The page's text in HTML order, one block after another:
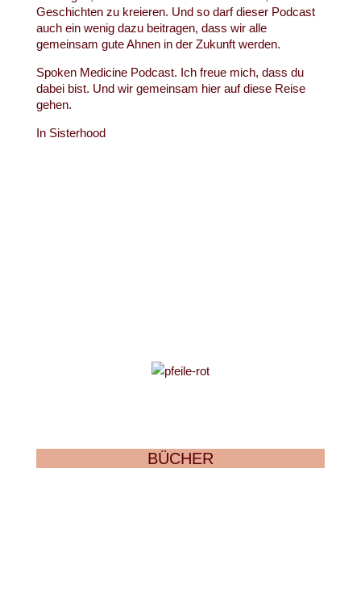
Geschichten zu kreieren. Und so darf dieser Podcast
auch ein wenig dazu beitragen, dass wir alle
gemeinsam gute Ahnen in der Zukunft werden.
Spoken Medicine Podcast. Ich freue mich, dass du
dabei bist. Und wir gemeinsam hier auf diese Reise
gehen.
In Sisterhood
BÜCHER